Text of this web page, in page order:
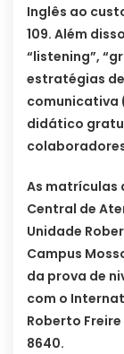
Inglês ao
109. Além
“listening”,
estratégias
comunicativa
didático
As matrículas
Central de
Unidade
Campus
da prova de
com o
Roberto
8640.